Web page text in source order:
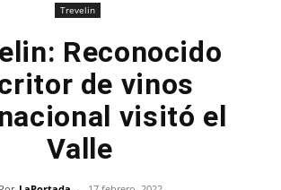
Trevelin
Reconocido
de vinos
visitó el
Valle